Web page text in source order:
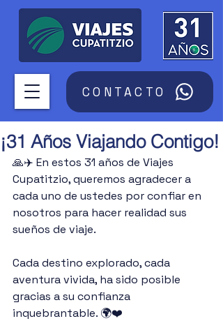
CONTACTO
¡31 Años Viajando Contigo!
🙏✈️ En estos 31 años de Viajes
Cupatitzio, queremos agradecer a
cada uno de ustedes por confiar en
nosotros para hacer realidad sus
sueños de viaje.
Cada destino explorado, cada
aventura vivida, ha sido posible
gracias a su confianza
inquebrantable. 🌍❤️